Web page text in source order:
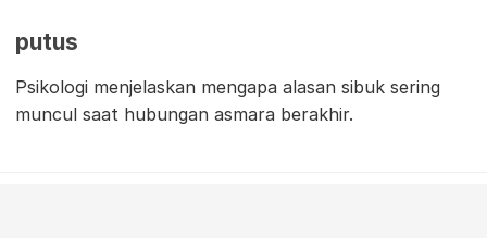
putus
Psikologi menjelaskan mengapa alasan sibuk sering
muncul saat hubungan asmara berakhir.